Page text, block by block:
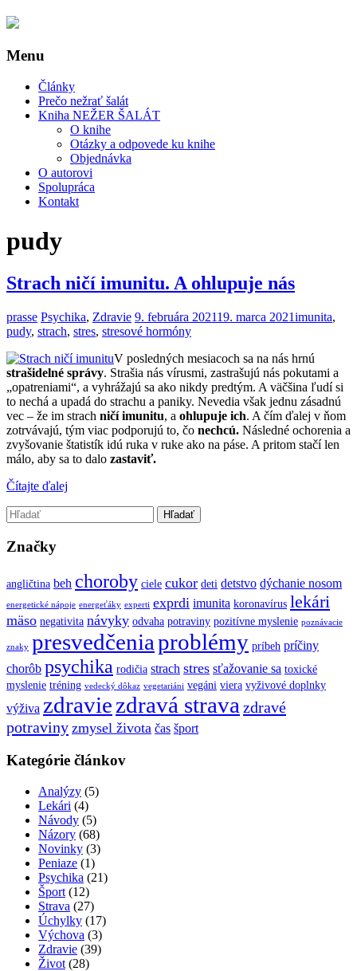
Menu
Články
Prečo nežrať šalát
Kniha NEŽER ŠALÁT
O knihe
Otázky a odpovede ku knihe
Objednávka
O autorovi
Spolupráca
Kontakt
pudy
Strach ničí imunitu. A ohlupuje nás
prasse Psychika, Zdravie 9. februára 202119. marca 2021imunita,
pudy, strach, stres, stresové hormóny
V posledných mesiacoch sa na nás hrnú
strašidelné správy. Strašia nás vírusmi, zastrašujú nás pokutami a
„opatreniami“, a vyhrážajú sa ako nikdy predtým. A väčšina ľudí si
to nechá a upadá do strachu a paniky. Nevedia však jednu zásadnú
vec – že im strach ničí imunitu, a ohlupuje ich. A čím ďalej v ňom
zotrvávajú, tým viac podporujú to, čo nechcú. Následné ochorenia a
zvyšovanie štatistík idú ruka v ruke ako na páse. A pritom stačí len
málo, aby sa to dalo zastaviť.
Čítajte ďalej
Značky
angličtina beh choroby ciele cukor deti detstvo dýchanie nosom
energetické nápoje energeťáky experti exprdi imunita koronavírus lekári
mäso negativita návyky odvaha potraviny pozitívne myslenie poznávacie
znaky presvedčeniaproblémy príbeh príčiny
chorôb psychika rodičia strach stres sťažovanie sa toxické
myslenie tréning vedecký dôkaz vegetariáni vegáni viera vyživové doplnky
výživa zdraviezdravá strava zdravé
potraviny zmysel života čas šport
Kategórie článkov
Analýzy (5)
Lekári (4)
Návody (5)
Názory (68)
Novinky (3)
Peniaze (1)
Psychika (21)
Šport (12)
Strava (27)
Úchylky (17)
Výchova (3)
Zdravie (39)
Život (28)